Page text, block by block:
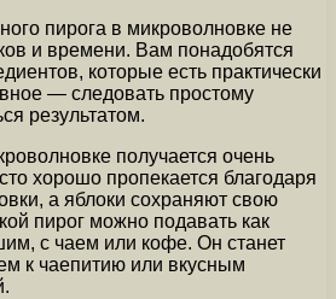
пирога в микроволновке не
и времени. Вам понадобятся
которые есть практически
— следовать простому
результатом.
получается очень
хорошо пропекается благодаря
а яблоки сохраняют свою
пирог можно подавать как
с чаем или кофе. Он станет
к чаепитию или вкусным